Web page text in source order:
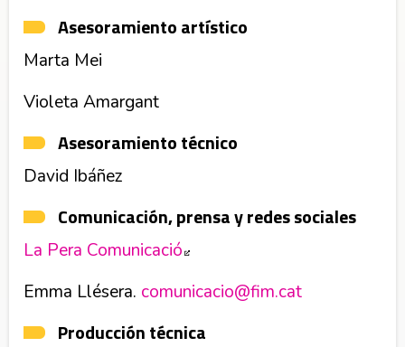
Asesoramiento artístico
Marta Mei
Violeta Amargant
Asesoramiento técnico
David Ibáñez
Comunicación, prensa y redes sociales
La Pera Comunicació
Emma Llésera. comunicacio@fim.cat
Producción técnica